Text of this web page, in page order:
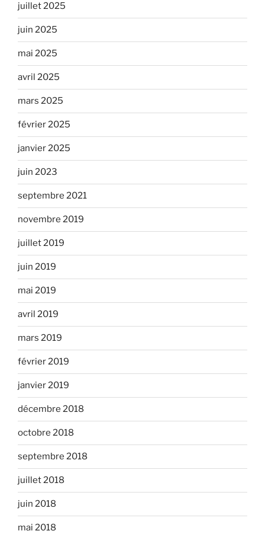
juillet 2025
juin 2025
mai 2025
avril 2025
mars 2025
février 2025
janvier 2025
juin 2023
septembre 2021
novembre 2019
juillet 2019
juin 2019
mai 2019
avril 2019
mars 2019
février 2019
janvier 2019
décembre 2018
octobre 2018
septembre 2018
juillet 2018
juin 2018
mai 2018